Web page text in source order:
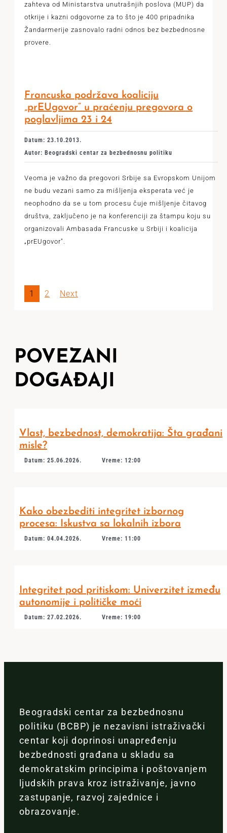
zahteva od Ministarstva unutrašnjih poslova (MUP) da
otkrije i kazni odgovorne za to što je 400 pripadnika
Žandarmerije zasnovalo radni odnos bez bezbednosne
provere.
Francuska podržava koaliciju
„prEUgovor“ u praćenju pregovora o
poglavljima 23 i 24
Datum: 23.10.2013.
Autor: Beogradski centar za bezbednosnu politiku
Veoma je važno da pregovori Srbije sa Evropskom Unijom
ne budu vezani samo za mišljenja eksperata već je
neophodno da se u tom procesu čuje mišljenje čitavog
društva, zaključeno je na konferenciji za štampu koju su
organizovali Ambasada Francuske u Srbiji i koalicija
„prEUgovor".
1 2 Next
POVEZANI
DOGAĐAJI
Vlast, bezbednost, demokratija: Šta građani
misle?
Datum: 25.06.2026. Vreme: 12:00
Kako obezbediti integritet izbornog
procesa: Iskustva sa lokalnih izbora
Datum: 04.04.2026. Vreme: 11:00
Integritet pod pritiskom: Univerzitet između
autonomije i političke moći
Datum: 27.02.2026. Vreme: 19:00
Beogradski centar za bezbednosnu
politiku (BCBP) je nezavisni istraživački
centar koji doprinosi unapređenju
bezbednosti građana u skladu sa
demokratskim principima i poštovanjem
ljudskih prava kroz istraživanje, javno
zastupanje, razvoj zajednice i
obrazovanje.